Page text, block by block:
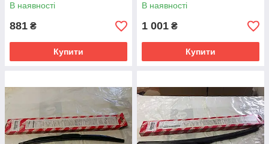
В наявності
881 ₴
Купити
В наявності
1 001 ₴
Купити